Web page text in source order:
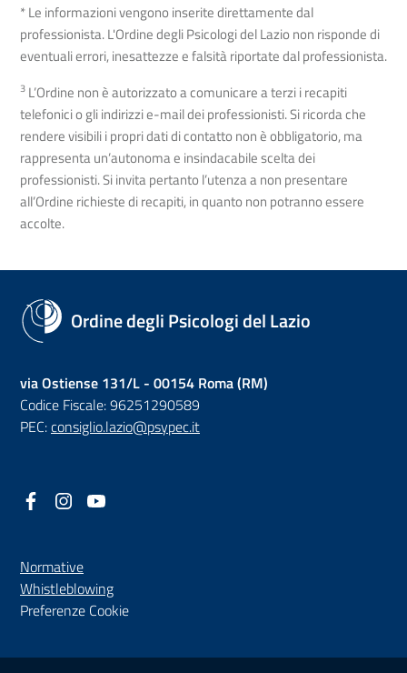
* Le informazioni vengono inserite direttamente dal
professionista. L'Ordine degli Psicologi del Lazio non risponde di
eventuali errori, inesattezze e falsità riportate dal professionista.
3 L’Ordine non è autorizzato a comunicare a terzi i recapiti
telefonici o gli indirizzi e-mail dei professionisti. Si ricorda che
rendere visibili i propri dati di contatto non è obbligatorio, ma
rappresenta un’autonoma e insindacabile scelta dei
professionisti. Si invita pertanto l’utenza a non presentare
all’Ordine richieste di recapiti, in quanto non potranno essere
accolte.
Ordine degli Psicologi del Lazio
via Ostiense 131/L - 00154 Roma (RM)
Codice Fiscale: 96251290589
PEC:consiglio.lazio@psypec.it
Facebook
(nuova scheda - new tab)
Instagram
(nuova scheda - new tab)
Normative
Whistleblowing(nuova scheda - new tab)
Preferenze Cookie